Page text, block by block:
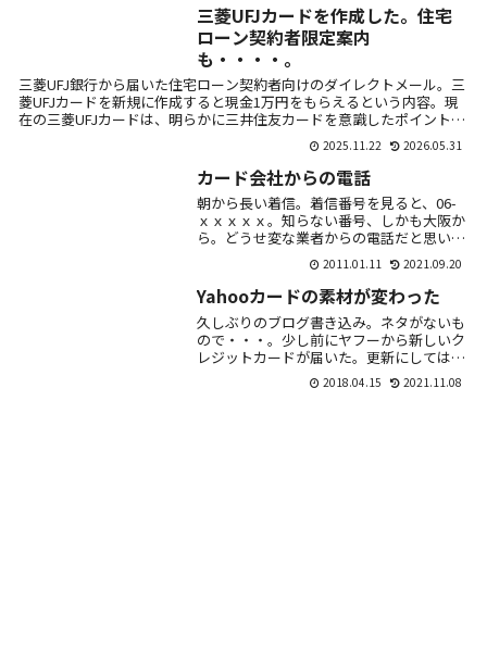
三菱UFJカードを作成した。住宅
ローン契約者限定案内
も・・・・。
三菱UFJ銀行から届いた住宅ローン契約者向けのダイレクトメール。三
菱UFJカードを新規に作成すると現金1万円をもらえるという内容。現
在の三菱UFJカードは、明らかに三井住友カードを意識したポイント還
2025.11.22 2026.05.31
カード会社からの電話
朝から長い着信。着信番号を見ると、06-
ｘｘｘｘｘ。知らない番号、しかも大阪か
ら。どうせ変な業者からの電話だと思い、
留守電を聴いてみるとカード会社からだっ
た。何だろう？と、財布を見たら、カード
が無い・...
2011.01.11 2021.09.20
Yahooカードの素材が変わった
久しぶりのブログ書き込み。ネタがないも
ので・・・。少し前にヤフーから新しいク
レジットカードが届いた。更新にしては早
いなと思ったら、そうではないらしい。左
が今までのカード、右が新しいカード。マ
2018.04.15 2021.11.08